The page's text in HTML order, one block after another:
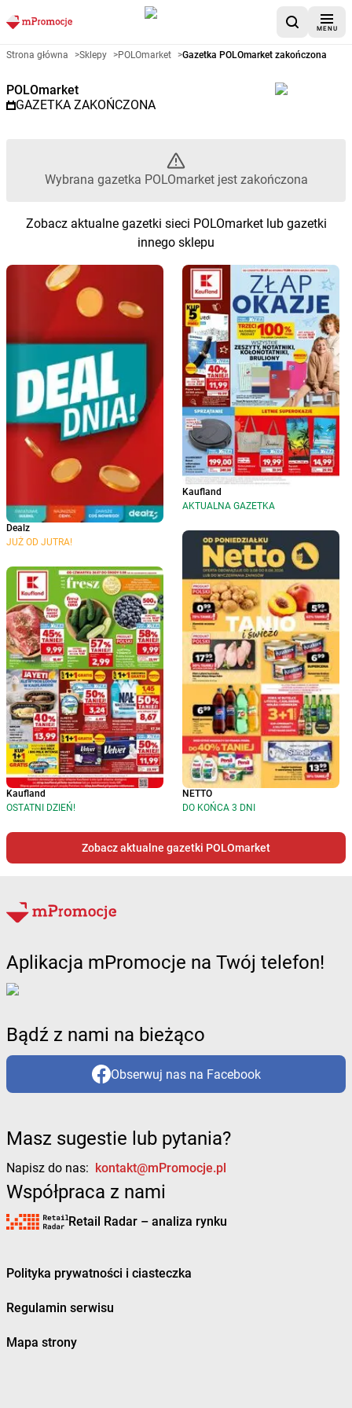
MENU
Gazetka promocyjna
Strona główna >Sklepy >POLOmarket >Gazetka POLOmarket zakończona
POLOmarket
GAZETKA ZAKOŃCZONA
Wybrana gazetka POLOmarket jest zakończona
Zobacz aktualne gazetki sieci POLOmarket lub gazetki
innego sklepu
Dealz
JUŻ OD JUTRA!
Kaufland
OSTATNI DZIEŃ!
Kaufland
AKTUALNA GAZETKA
NETTO
DO KOŃCA 3 DNI
Zobacz aktualne gazetki POLOmarket
Aplikacja mPromocje na Twój telefon!
Bądź z nami na bieżąco
Obserwuj nas na Facebook
Masz sugestie lub pytania?
Napisz do nas: kontakt@mPromocje.pl
Współpraca z nami
Retail Radar – analiza rynku
Polityka prywatności i ciasteczka
Regulamin serwisu
Mapa strony